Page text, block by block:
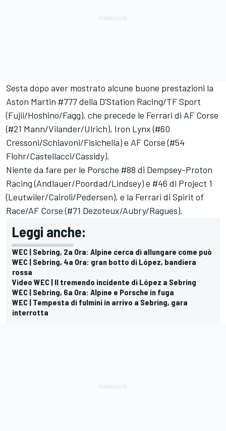
Sesta dopo aver mostrato alcune buone prestazioni la
Aston Martin #777 della D'Station Racing/TF Sport
(Fujii/Hoshino/Fagg), che precede le Ferrari di AF Corse
(#21 Mann/Vilander/Ulrich), Iron Lynx (#60
Cressoni/Schiavoni/Fisichella) e AF Corse (#54
Flohr/Castellacci/Cassidy).
Niente da fare per le Porsche #88 di Dempsey-Proton
Racing (Andlauer/Poordad/Lindsey) e #46 di Project 1
(Leutwiler/Cairoli/Pedersen), e la Ferrari di Spirit of
Race/AF Corse (#71 Dezoteux/Aubry/Ragues).
Leggi anche:
WEC | Sebring, 2a Ora: Alpine cerca di allungare come può
WEC | Sebring, 4a Ora: gran botto di López, bandiera
rossa
Video WEC | Il tremendo incidente di López a Sebring
WEC | Sebring, 6a Ora: Alpine e Porsche in fuga
WEC | Tempesta di fulmini in arrivo a Sebring, gara
interrotta